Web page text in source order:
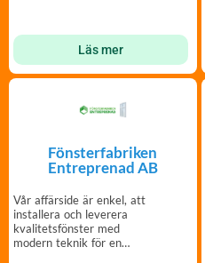
Läs mer
Fönsterfabriken
Entreprenad AB
Vår affärside är enkel, att
installera och leverera
kvalitetsfönster med
modern teknik för en